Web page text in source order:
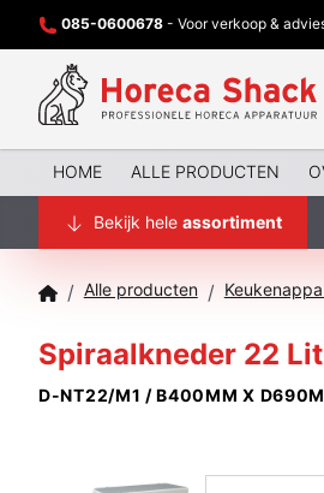
085-0600678 - Voor verkoop &
HOME ALLE PRODUCTEN
Bekijk hele assortiment
/ Alle producten /
Spiraalkneder 22
D-NT22/M1 / B400MM X